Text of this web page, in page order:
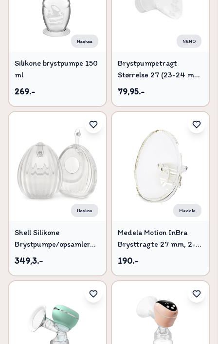
Haakaa
Silikone brystpumpe 150
ml
269.-
NENO
Brystpumpetragt
Størrelse 27 (23-24 mm)
1 stk
79,95.-
Haakaa
Shell Silikone
Brystpumpe/opsamler
120ml - 2-pak
349,3.-
Medela
Medela Motion InBra
Brysttragte 27 mm, 2-
pak
190.-